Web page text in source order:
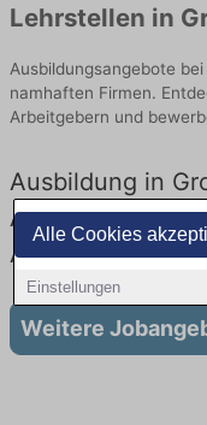
Alle Cookies
Einstellungen
Lehrstellen in
Ausbildungsangebote
namhaften Firmen.
Arbeitgebern und
Ausbildung in
Aktuell gibt es
Ausbildung in
Weitere